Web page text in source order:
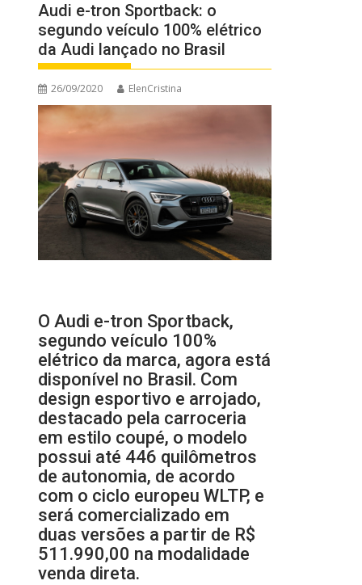
Audi e-tron Sportback: o
segundo veículo 100% elétrico
da Audi lançado no Brasil
26/09/2020 ElenCristina
O Audi e-tron Sportback,
segundo veículo 100%
elétrico da marca, agora está
disponível no Brasil. Com
design esportivo e arrojado,
destacado pela carroceria
em estilo coupé, o modelo
possui até 446 quilômetros
de autonomia, de acordo
com o ciclo europeu WLTP, e
será comercializado em
duas versões a partir de R$
511.990,00 na modalidade
venda direta.